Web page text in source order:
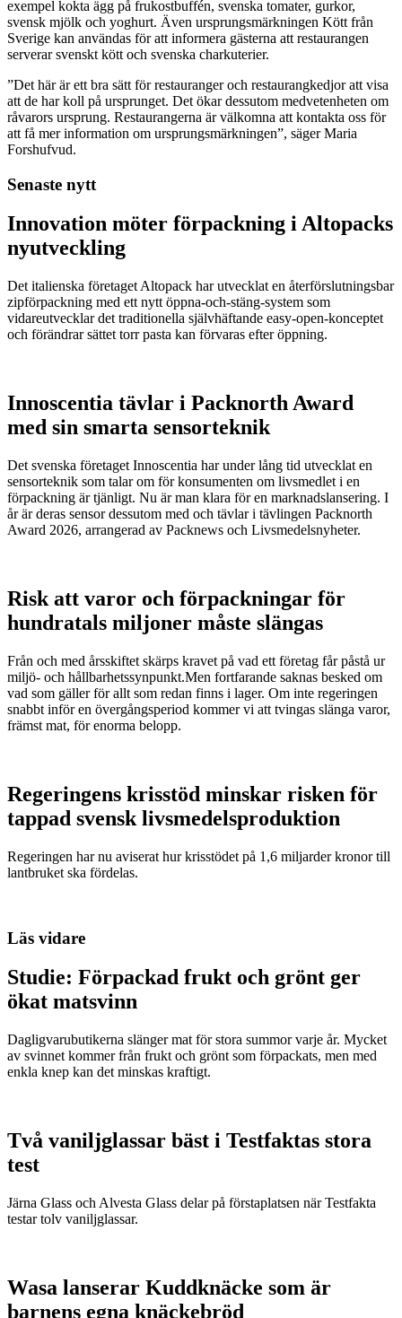
exempel kokta ägg på frukostbuffén, svenska tomater, gurkor,
svensk mjölk och yoghurt. Även ursprungsmärkningen Kött från
Sverige kan användas för att informera gästerna att restaurangen
serverar svenskt kött och svenska charkuterier.
”Det här är ett bra sätt för restauranger och restaurangkedjor att visa
att de har koll på ursprunget. Det ökar dessutom medvetenheten om
råvarors ursprung. Restaurangerna är välkomna att kontakta oss för
att få mer information om ursprungsmärkningen”, säger Maria
Forshufvud.
Senaste nytt
Innovation möter förpackning i Altopacks
nyutveckling
Det italienska företaget Altopack har utvecklat en återförslutningsbar
zipförpackning med ett nytt öppna-och-stäng-system som
vidareutvecklar det traditionella självhäftande easy-open-konceptet
och förändrar sättet torr pasta kan förvaras efter öppning.
Innoscentia tävlar i Packnorth Award
med sin smarta sensorteknik
Det svenska företaget Innoscentia har under lång tid utvecklat en
sensorteknik som talar om för konsumenten om livsmedlet i en
förpackning är tjänligt. Nu är man klara för en marknadslansering. I
år är deras sensor dessutom med och tävlar i tävlingen Packnorth
Award 2026, arrangerad av Packnews och Livsmedelsnyheter.
Risk att varor och förpackningar för
hundratals miljoner måste slängas
Från och med årsskiftet skärps kravet på vad ett företag får påstå ur
miljö- och hållbarhetssynpunkt.Men fortfarande saknas besked om
vad som gäller för allt som redan finns i lager. Om inte regeringen
snabbt inför en övergångsperiod kommer vi att tvingas slänga varor,
främst mat, för enorma belopp.
Regeringens krisstöd minskar risken för
tappad svensk livsmedelsproduktion
Regeringen har nu aviserat hur krisstödet på 1,6 miljarder kronor till
lantbruket ska fördelas.
Läs vidare
Studie: Förpackad frukt och grönt ger
ökat matsvinn
Dagligvarubutikerna slänger mat för stora summor varje år. Mycket
av svinnet kommer från frukt och grönt som förpackats, men med
enkla knep kan det minskas kraftigt.
Två vaniljglassar bäst i Testfaktas stora
test
Järna Glass och Alvesta Glass delar på förstaplatsen när Testfakta
testar tolv vaniljglassar.
Wasa lanserar Kuddknäcke som är
barnens egna knäckebröd